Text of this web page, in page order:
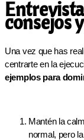
consejos
Una vez que has
centrarte en la
ejemplos para
Mantén la
normal, pero